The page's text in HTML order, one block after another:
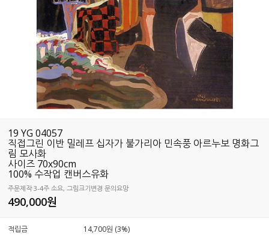
19 YG 04057
직접그린 이반 밀레프 십자가 불가리아 민속풍 아르누보 명화그
림 모사화
사이즈 70x90cm
100% 수작업 캔버스유화
주문제작 3-4주 소요, 그림크기변경 문의요망
490,000원
적립금
14,700원 (3%)